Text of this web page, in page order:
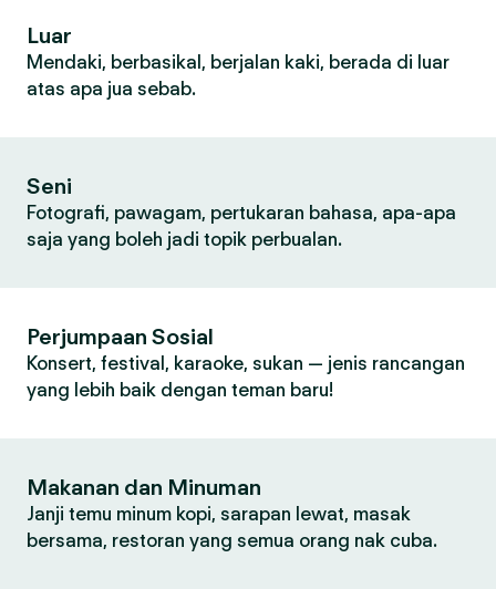
Luar
Mendaki, berbasikal, berjalan kaki, berada di luar
atas apa jua sebab.
Seni
Fotografi, pawagam, pertukaran bahasa, apa-apa
saja yang boleh jadi topik perbualan.
Perjumpaan Sosial
Konsert, festival, karaoke, sukan — jenis rancangan
yang lebih baik dengan teman baru!
Makanan dan Minuman
Janji temu minum kopi, sarapan lewat, masak
bersama, restoran yang semua orang nak cuba.